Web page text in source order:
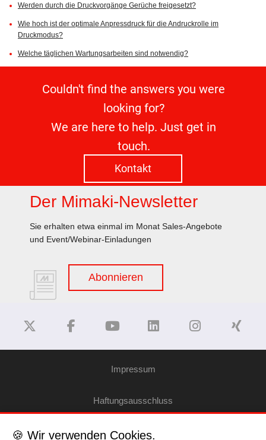
Werden durch die Druckvorgänge Gerüche freigesetzt?
Wie hoch ist der optimale Anpressdruck für die Andruckrolle im
Druckmodus?
Welche täglichen Wartungsarbeiten sind notwendig?
Couldn't find the answers you were
looking for?
We are here to help. Just get in
touch.
Kontakt
Der Mimaki-Newsletter
Sie erhalten etwa einmal im Monat Sales-Angebote
und Event/Webinar-Einladungen
Abonnieren
Impressum
Haftungsausschluss
Datenschutzerklärung
🍪 Wir verwenden Cookies.